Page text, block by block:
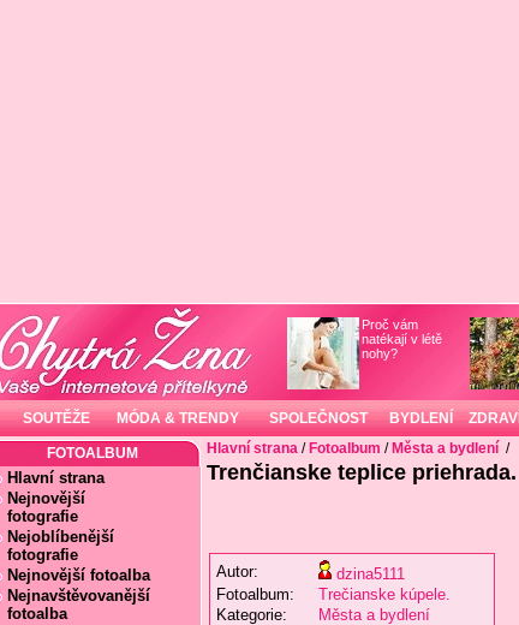
Proč vám
natékají v létě
nohy?
SOUTĚŽE MÓDA & TRENDY SPOLEČNOST BYDLENÍ ZDRAVÍ
FOTOALBUM
Hlavní strana
Nejnovější
fotografie
Nejoblíbenější
fotografie
Nejnovější fotoalba
Nejnavštěvovanější
fotoalba
Hlavní strana/ Fotoalbum / Města a bydlení /
Trenčianske teplice priehrada.
Autor:
dzina5111
Fotoalbum:
Trečianske kúpele.
Kategorie:
Města a bydlení